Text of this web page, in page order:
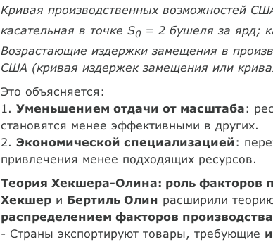
Кривая производственных возможностей
касательная в точке S0= 2 бушеля за ярд;
Возрастающие издержки замещения в
США (кривая издержек замещения или
Это объясняется:
1. Уменьшением отдачи от масштаба:
становятся менее эффективными в других.
2. Экономической специализацией:
привлечения менее подходящих ресурсов.
Теория Хекшера-Олина: роль факторов
Хекшери Бертиль Олин расширили
распределением факторов производства
- Страны экспортируют товары, требующие